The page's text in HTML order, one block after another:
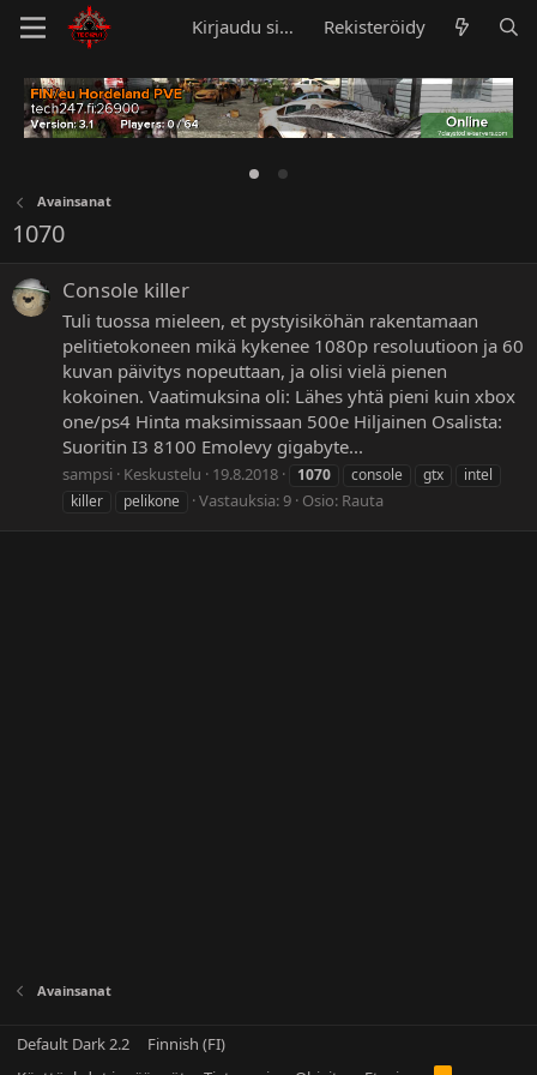
Kirjaudu sisään Rekisteröidy
Avainsanat
1070
Console killer
Tuli tuossa mieleen, et pystyisiköhän rakentamaan
pelitietokoneen mikä kykenee 1080p resoluutioon ja 60
kuvan päivitys nopeuttaan, ja olisi vielä pienen
kokoinen. Vaatimuksina oli: Lähes yhtä pieni kuin xbox
one/ps4 Hinta maksimissaan 500e Hiljainen Osalista:
Suoritin I3 8100 Emolevy gigabyte...
sampsi Keskustelu 19.8.2018 1070 console gtx
intel
killer
pelikone Vastauksia: 9 Osio: Rauta
Avainsanat
Default Dark 2.2
Finnish (FI)